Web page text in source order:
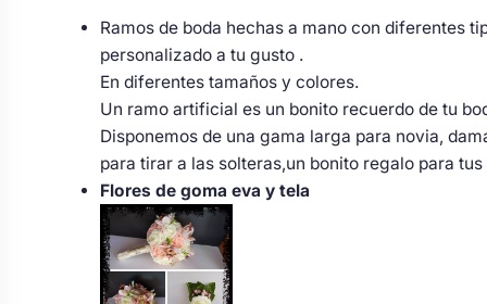
y pala tarta
damas de honor
bebé boda
floral coche
Ramos de boda hechas a mano con diferentes
personalizado a tu gusto .
En diferentes tamaños y colores.
Un ramo artificial es un bonito recuerdo de tu
Disponemos de una gama larga para novia,
para tirar a las solteras,un bonito regalo para
Flores de goma eva y tela